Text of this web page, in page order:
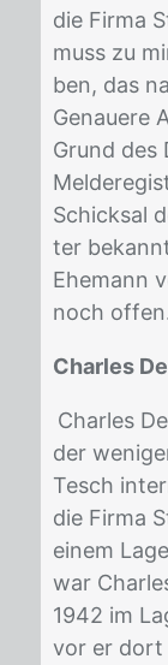
die Fir­ma
muss zu
ben, das
Ge­naue­re
Grund des
Schick­sal
ter
Ehe­mann
noch
Charles
Charles
der
Tesch
die Fir­ma
ei­nem
war
1942 im
vor er dort